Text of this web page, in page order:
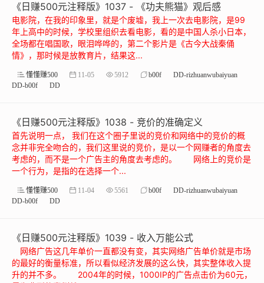
《日赚500元注释版》1037 - 《功夫熊猫》观后感
电影院，在我的印象里，就是个废墟，我上一次去电影院，是99
年上高中的时候，学校里组织去看电影，看的是中国人杀小日本，
全场都在唱国歌，眼泪哗哗的，第二个影片是《古今大战秦俑
情》，那时候是放教育片，结果这...
懂懂赚500 11-05 5912 b00f
DD-rizhuanwubaiyuan
DD-b00f
DD
《日赚500元注释版》1038 - 竞价的准确定义
首先说明一点， 我们在这个圈子里说的竞价和网络中的竞价的概
念并非完全吻合的，我们这里说的竞价，是以一个网赚者的角度去
考虑的，而不是一个广告主的角度去考虑的。 网络上的竞价是
一个行为，是指的在选择一个...
懂懂赚500 11-04 5561 b00f
DD-rizhuanwubaiyuan
DD-b00f
DD
《日赚500元注释版》1039 - 收入万能公式
网络广告这几年单价一直都没有变，其实网络广告单价就是市场
的最好的衡量标准，所以看似经济发展的这么快，其实整体收入提
升的并不多。 2004年的时候，1000IP的广告点击价为60元，